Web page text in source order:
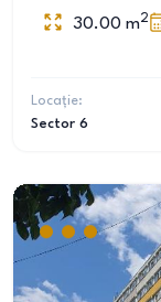
30.00 m2
Locație:
Sector 6